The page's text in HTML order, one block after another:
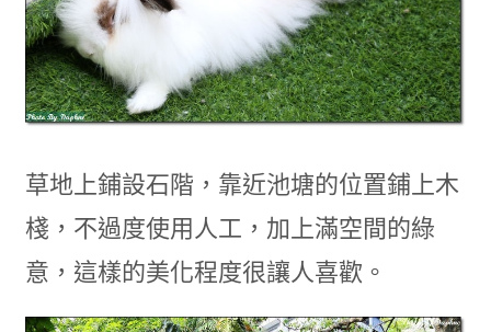
草地上鋪設石階，靠近池塘的位置鋪上木
棧，不過度使用人工，加上滿空間的綠
意，這樣的美化程度很讓人喜歡。